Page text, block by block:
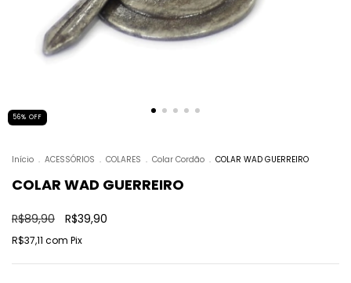
56% OFF
Início . ACESSÓRIOS . COLARES . Colar Cordão . COLAR WAD GUERREIRO
COLAR WAD GUERREIRO
R$89,90 R$39,90
R$37,11 com Pix